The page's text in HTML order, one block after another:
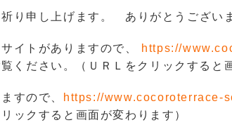
り申し上げます。 ありがとうござい
イトがありますので、
https://
ください。（ＵＲＬをクリックすると
すので、 https://www.cocoroterrace-
ックすると画面が変わります）